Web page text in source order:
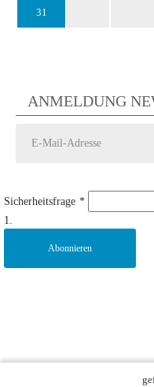
31
ANMELDUNG
Sicherheitsfrage *
1.
Abonnieren